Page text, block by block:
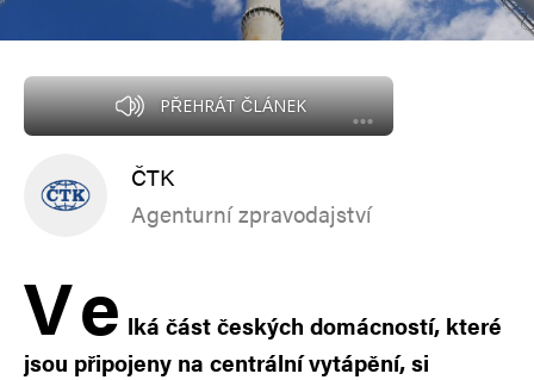
PŘEHRÁT ČLÁNEK
ČTK
Agenturní zpravodajství
Ve lká část českých domácností, které
jsou připojeny na centrální vytápění, si